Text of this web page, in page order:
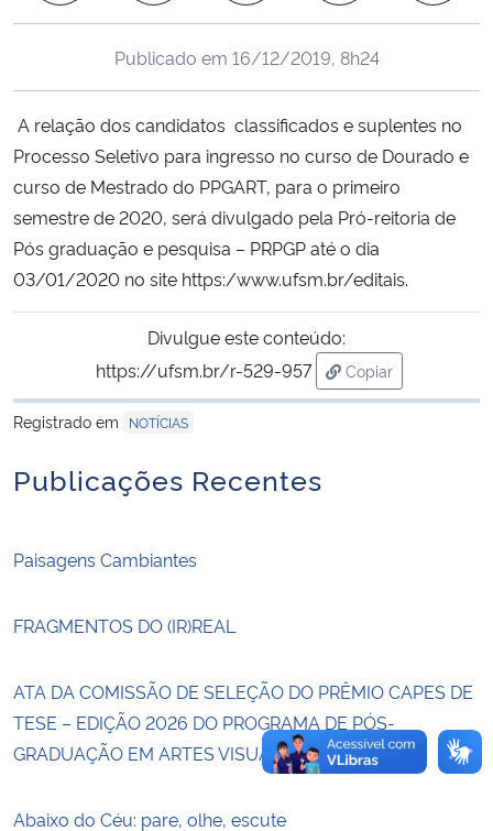
Ministério de Minas e Energia
Ministério da Ciência, Tecnologia, Inovações e Comunicações
Ministério do Meio Ambiente
Ministério do Turismo
Ministério do Desenvolvimento Regional
Controladoria-Geral da União
Ministério da Mulher, da Família e dos Direitos Humanos
Advocacia-Geral da União
Publicado em 16/12/2019, 8h24
A relação dos candidatos classificados e suplentes no
Processo Seletivo para ingresso no curso de Dourado e
curso de Mestrado do PPGART, para o primeiro
semestre de 2020, será divulgado pela Pró-reitoria de
Pós graduação e pesquisa – PRPGP até o dia
03/01/2020 no site https:/www.ufsm.br/editais.
Divulgue este conteúdo:
https://ufsm.br/r-529-957
Copiar
para área de
Registrado em
NOTÍCIAS
Publicações Recentes
Paisagens Cambiantes
FRAGMENTOS DO (IR)REAL
ATA DA COMISSÃO DE SELEÇÃO DO PRÊMIO CAPES DE
TESE – EDIÇÃO 2026 DO PROGRAMA DE PÓS-
GRADUAÇÃO EM ARTES VISUAIS DA UFSM
Abaixo do Céu: pare, olhe, escute